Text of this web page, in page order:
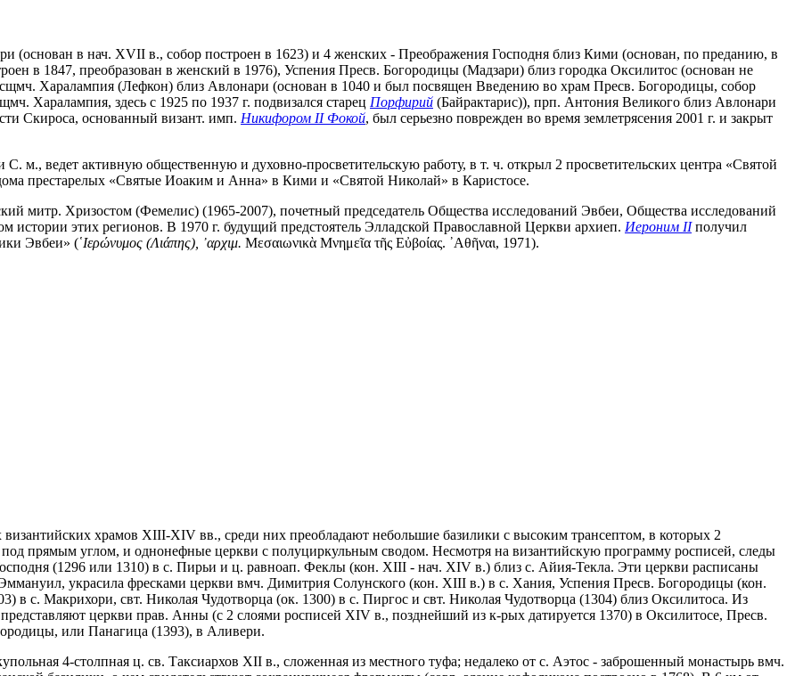
(основан в нач. XVII в., собор построен в 1623) и 4 женских - Преображения Господня близ Кими (основан, по преданию, в
в 1847, преобразован в женский в 1976), Успения Пресв. Богородицы (Мадзари) близ городка Оксилитос (основан не
Харалампия (Лефкон) близ Авлонари (основан в 1040 и был посвящен Введению во храм Пресв. Богородицы, собор
Харалампия, здесь с 1925 по 1937 г. подвизался старец Порфирий (Байрактарис)), прп. Антония Великого близ Авлонари
Скироса, основанный визант. имп. Никифором II Фокой, был серьезно поврежден во время землетрясения 2001 г. и закрыт
м., ведет активную общественную и духовно-просветительскую работу, в т. ч. открыл 2 просветительских центра «Святой
престарелых «Святые Иоаким и Анна» в Кими и «Святой Николай» в Каристосе.
митр. Хризостом (Фемелис) (1965-2007), почетный председатель Общества исследований Эвбеи, Общества исследований
истории этих регионов. В 1970 г. будущий предстоятель Элладской Православной Церкви архиеп. Иероним IIполучил
Эвбеи» (῾Ιερώνυμος (Λιάπης), ᾿αρχιμ. Μεσαιωνικὰ Μνημεῖα τῆς Εὐβοίας. ᾿Αθῆναι, 1971).
храмов XIII-XIV вв., среди них преобладают небольшие базилики с высоким трансептом, в которых 2
под прямым углом, и однонефные церкви с полуциркульным сводом. Несмотря на византийскую программу росписей, следы
(1296 или 1310) в с. Пирьи и ц. равноап. Феклы (кон. XIII - нач. XIV в.) близ с. Айия-Текла. Эти церкви расписаны
украсила фресками церкви вмч. Димитрия Солунского (кон. XIII в.) в с. Хания, Успения Пресв. Богородицы (кон.
с. Макрихори, свт. Николая Чудотворца (ок. 1300) в с. Пиргос и свт. Николая Чудотворца (1304) близ Оксилитоса. Из
церкви прав. Анны (с 2 слоями росписей XIV в., позднейший из к-рых датируется 1370) в Оксилитосе, Пресв.
или Панагица (1393), в Аливери.
4-столпная ц. св. Таксиархов XII в., сложенная из местного туфа; недалеко от с. Аэтос - заброшенный монастырь вмч.